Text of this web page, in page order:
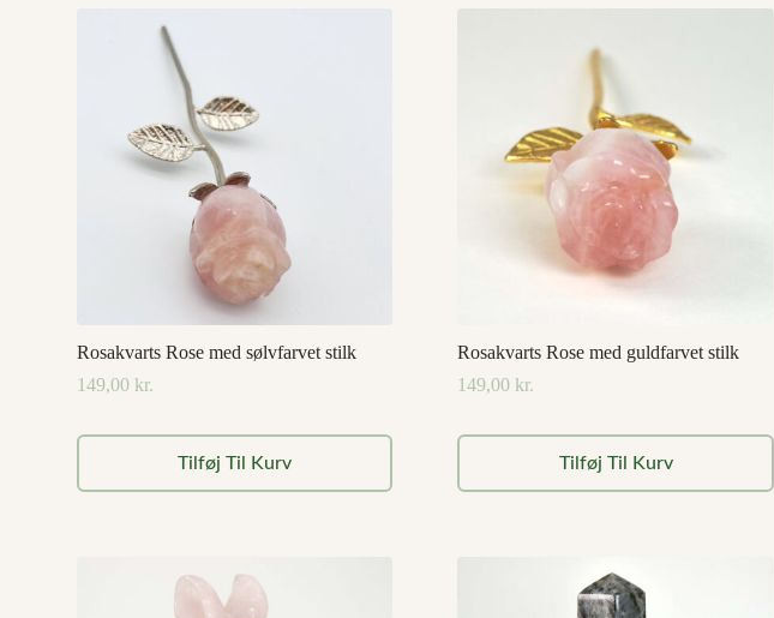
Rosakvarts Rose med sølvfarvet stilk
149,00 kr.
Tilføj Til Kurv
Rosakvarts Rose med guldfarvet stilk
149,00 kr.
Tilføj Til Kurv